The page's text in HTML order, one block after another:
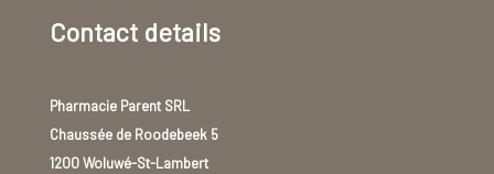
Contact details
Pharmacie Parent SRL
Chaussée de Roodebeek 5
1200 Woluwé-St-Lambert